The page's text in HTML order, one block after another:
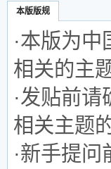
本版版规
·本版为
相关的主
·发贴前
相关主题
·新手提